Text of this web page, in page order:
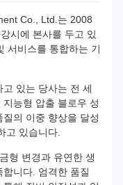
Co., Ltd.는 2008
시에 본사를 두고 있
서비스를 통합하는 기
있는 당사는 전 세
능형 압출 블로우 성
의 이중 향상을 달성
고 있습니다.
형 변경과 유연한 생
니다. 엄격한 품질